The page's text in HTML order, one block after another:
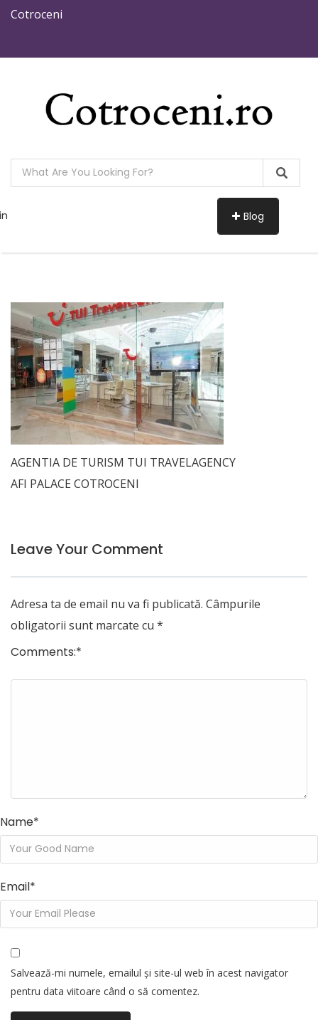
Cotroceni
Blog
AGENTIA DE TURISM TUI TRAVELAGENCY
AFI PALACE COTROCENI
Leave Your Comment
Adresa ta de email nu va fi publicată. Câmpurile
obligatorii sunt marcate cu *
Comments:*
Name*
Email*
Salvează-mi numele, emailul și site-ul web în acest navigator
pentru data viitoare când o să comentez.